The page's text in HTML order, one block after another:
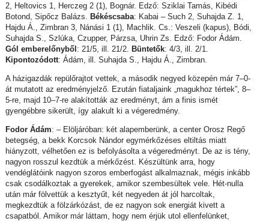
2, Heltovics 1, Herczeg 2 (1), Bognár. Edző: Sziklai Tamás, Kibédi
Botond, Sipőcz Balázs. Békéscsaba: Kabai – Such 2, Suhajda Z. 1,
Hajdu Á., Zimbran 3, Nánási 1 (1), Machlik. Cs.: Veszeli (kapus), Bódi,
Suhajda S., Szlúka, Czupper, Párzsa, Uhrin Zs. Edző: Fodor Ádám.
Gól emberelőnyből: 21/5, ill. 21/2. Büntetők: 4/3, ill. 2/1.
Kipontozódott: Ádám, ill. Suhajda S., Hajdu Á., Zimbran.
A házigazdák repülőrajtot vettek, a második negyed közepén már 7–0-
át mutatott az eredményjelző. Ezután fiataljaink „magukhoz tértek”, 8–
5-re, majd 10–7-re alakították az eredményt, ám a finis ismét
gyengébbre sikerült, így alakult ki a végeredmény.
Fodor Ádám: – Elöljáróban: két alapemberünk, a center Orosz Regő
betegség, a bekk Korcsok Nándor egymérkőzéses eltiltás miatt
hiányzott, vélhetően ez is befolyásolta a végeredményt. De az is tény,
nagyon rosszul kezdtük a mérkőzést. Készültünk arra, hogy
vendéglátóink nagyon szoros emberfogást alkalmaznak, mégis inkább
csak csodálkoztak a gyerekek, amikor szembesültek vele. Hét-nulla
után már fölvettük a kesztyűt, két negyeden át jól harcoltak,
megkezdtük a fölzárkózást, de ez nagyon sok energiát kivett a
csapatból. Amikor már láttam, hogy nem érjük utol ellenfelünket,